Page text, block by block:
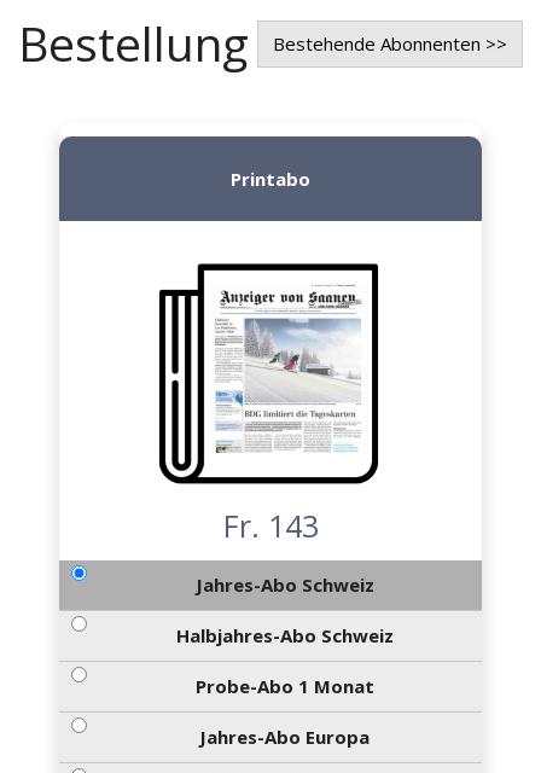
Bestellung Bestehende Abonnenten >>
Printabo
Fr. 143
Jahres-Abo Schweiz
Halbjahres-Abo Schweiz
Probe-Abo 1 Monat
Jahres-Abo Europa